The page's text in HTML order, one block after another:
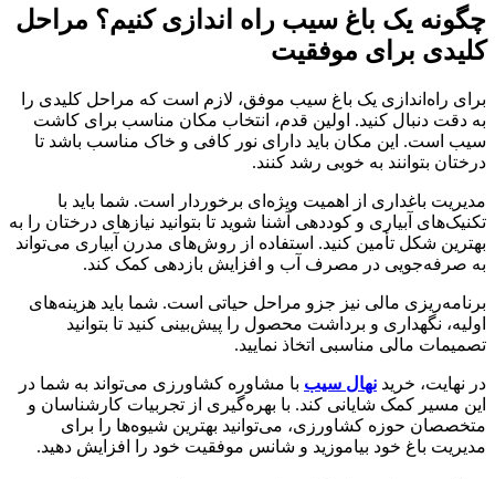
چگونه یک باغ سیب راه اندازی کنیم؟ مراحل
کلیدی برای موفقیت
برای راه‌اندازی یک باغ سیب موفق، لازم است که مراحل کلیدی را
به دقت دنبال کنید. اولین قدم، انتخاب مکان مناسب برای کاشت
سیب است. این مکان باید دارای نور کافی و خاک مناسب باشد تا
درختان بتوانند به خوبی رشد کنند.
مدیریت باغداری از اهمیت ویژه‌ای برخوردار است. شما باید با
تکنیک‌های آبیاری و کوددهی آشنا شوید تا بتوانید نیازهای درختان را به
بهترین شکل تأمین کنید. استفاده از روش‌های مدرن آبیاری می‌تواند
به صرفه‌جویی در مصرف آب و افزایش بازدهی کمک کند.
برنامه‌ریزی مالی نیز جزو مراحل حیاتی است. شما باید هزینه‌های
اولیه، نگهداری و برداشت محصول را پیش‌بینی کنید تا بتوانید
تصمیمات مالی مناسبی اتخاذ نمایید.
در نهایت، خرید نهال سیب با مشاوره کشاورزی می‌تواند به شما در
این مسیر کمک شایانی کند. با بهره‌گیری از تجربیات کارشناسان و
متخصصان حوزه کشاورزی، می‌توانید بهترین شیوه‌ها را برای
مدیریت باغ خود بیاموزید و شانس موفقیت خود را افزایش دهید.